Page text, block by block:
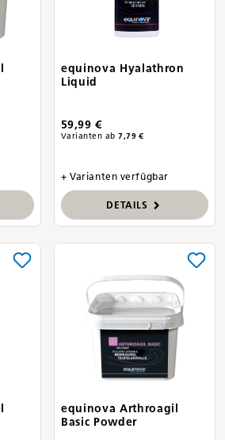
equinova Hyalathron
Liquid
59,99 €
Varianten ab 7,79 €
+ Varianten verfügbar
DETAILS
equinova Arthroagil
Basic Powder